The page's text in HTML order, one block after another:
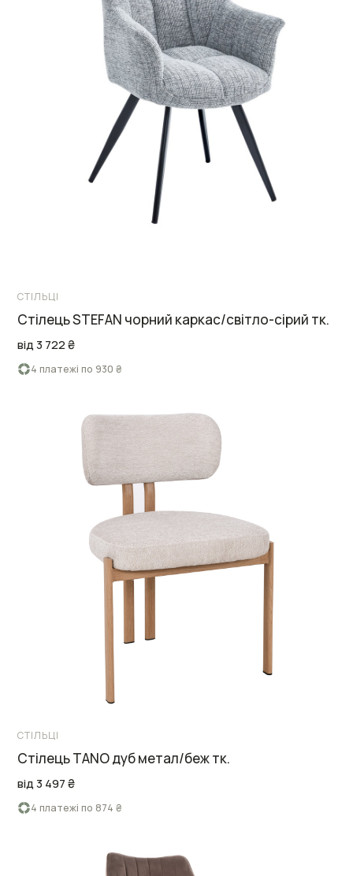
СТІЛЬЦІ
Cтілець STEFAN чорний каркас/світло-сірий тк.
від 3 722 ₴
4 платежі по 930 ₴
СТІЛЬЦІ
Cтілець TANO дуб метал/беж тк.
від 3 497 ₴
4 платежі по 874 ₴